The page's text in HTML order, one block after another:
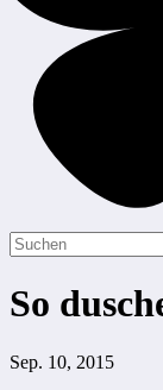
So
Sep. 10, 2015